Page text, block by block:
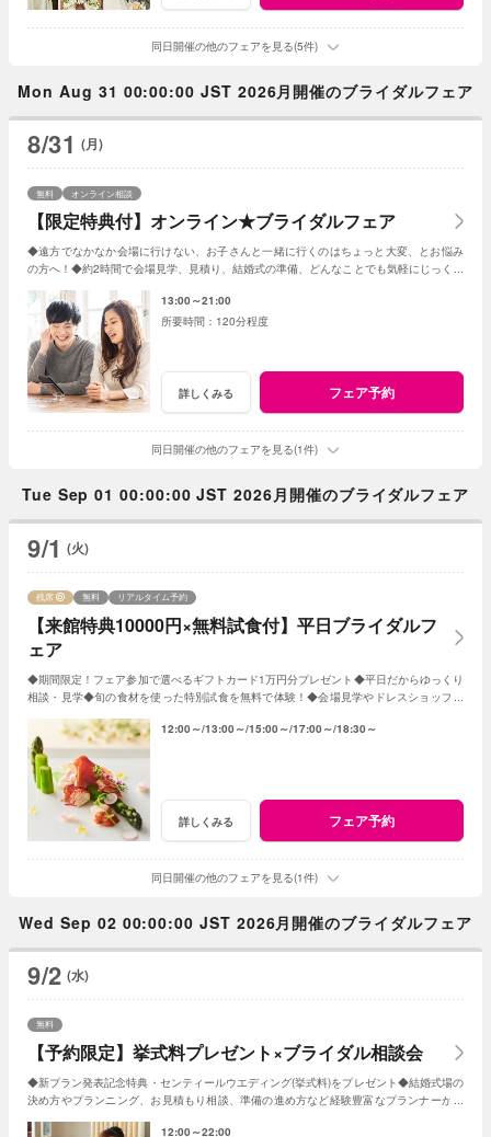
同日開催の他のフェアを見る(5件)
Mon Aug 31 00:00:00 JST 2026月開催のブライダルフェア
8/31 (月)
【限定特典付】オンライン★ブライダルフェア
無料 オンライン相談
◆遠方でなかなか会場に行けない、お子さんと一緒に行くのはちょっと大変、とお悩み
の方へ！◆約2時間で会場見学、見積り、結婚式の準備、どんなことでも気軽にじっくり
13:00～21:00
120分程度
詳しくみる フェア予約
同日開催の他のフェアを見る(1件)
Tue Sep 01 00:00:00 JST 2026月開催のブライダルフェア
9/1 (火)
【来館特典10000円×無料試食付】平日ブライダルフ
ェア
残席 無料 リアルタイム予約
◆期間限定！フェア参加で選べるギフトカード1万円分プレゼント◆平日だからゆっくり
相談・見学◆旬の食材を使った特別試食を無料で体験！◆会場見学やドレスショップ見
12:00～ 13:00～ 15:00～ 17:00～ 18:30～
詳しくみる フェア予約
同日開催の他のフェアを見る(1件)
Wed Sep 02 00:00:00 JST 2026月開催のブライダルフェア
9/2 (水)
【予約限定】挙式料プレゼント×ブライダル相談会
無料
◆新プラン発表記念特典・センティールウエディング(挙式料)をプレゼント◆結婚式場の
決め方やプランニング、お見積もり相談、準備の進め方など経験豊富なプランナーがし
12:00～22:00